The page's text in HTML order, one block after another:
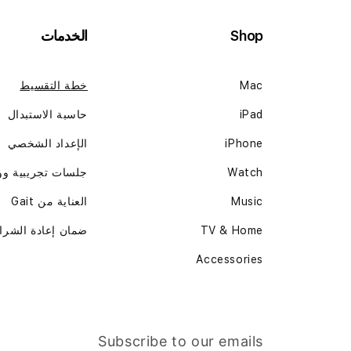
Shop
Mac
iPad
iPhone
Watch
Music
TV & Home
Accessories
الخدمات
خطة التقسيط
حاسبة الاستبدال
الإعداد الشخصي
جلسات تجريبية
العناية من Gait
ضمان إعادة
Subscribe to our emails